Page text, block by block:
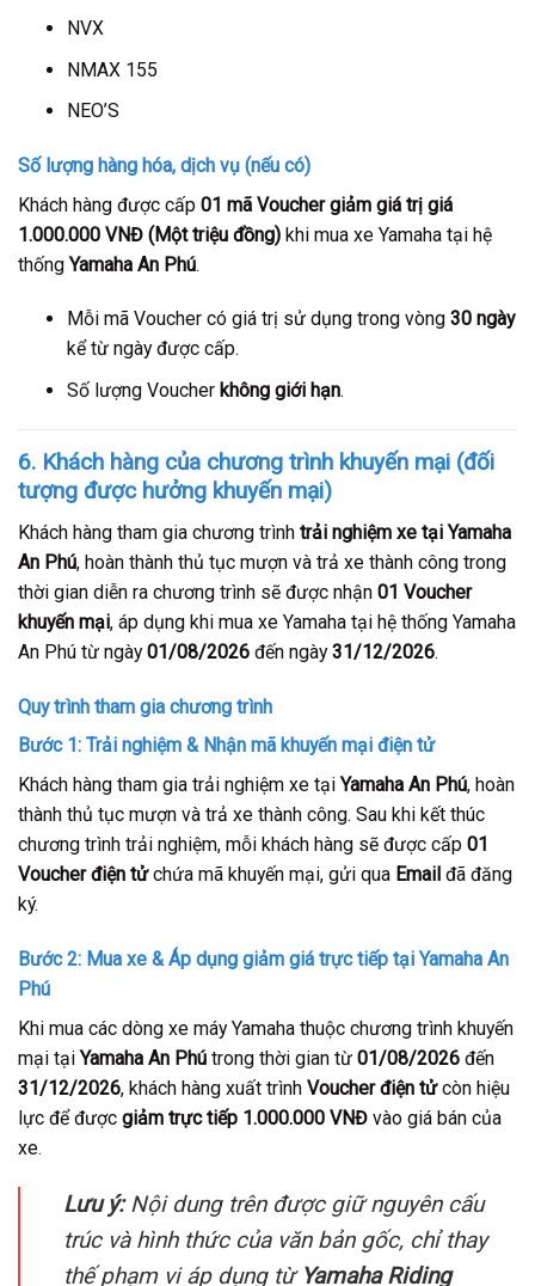
NVX
NMAX 155
NEO’S
Số lượng hàng hóa, dịch vụ (nếu có)
Khách hàng được cấp 01 mã Voucher giảm giá trị giá
1.000.000 VNĐ (Một triệu đồng) khi mua xe Yamaha tại hệ
thốngYamaha An Phú.
Mỗi mã Voucher có giá trị sử dụng trong vòng 30 ngày
kể từ ngày được cấp.
Số lượng Voucher không giới hạn.
6. Khách hàng của chương trình khuyến mại (đối
tượng được hưởng khuyến mại)
Khách hàng tham gia chương trình trải nghiệm xe tại Yamaha
An Phú, hoàn thành thủ tục mượn và trả xe thành công trong
thời gian diễn ra chương trình sẽ được nhận 01 Voucher
khuyến mại, áp dụng khi mua xe Yamaha tại hệ thống Yamaha
An Phú từ ngày01/08/2026 đến ngày31/12/2026.
Quy trình tham gia chương trình
Bước 1: Trải nghiệm & Nhận mã khuyến mại điện tử
Khách hàng tham gia trải nghiệm xe tại Yamaha An Phú, hoàn
thành thủ tục mượn và trả xe thành công. Sau khi kết thúc
chương trình trải nghiệm, mỗi khách hàng sẽ được cấp 01
Voucher điện tửchứa mã khuyến mại, gửi qua Email đã đăng
ký.
Bước 2: Mua xe & Áp dụng giảm giá trực tiếp tại Yamaha An
Phú
Khi mua các dòng xe máy Yamaha thuộc chương trình khuyến
mại tạiYamaha An Phú trong thời gian từ 01/08/2026 đến
31/12/2026, khách hàng xuất trình Voucher điện tửcòn hiệu
lực để được giảm trực tiếp 1.000.000 VNĐ vào giá bán của
xe.
Lưu ý:Nội dung trên được giữ nguyên cấu
trúc và hình thức của văn bản gốc, chỉ thay
thế phạm vi áp dụng từ Yamaha Riding